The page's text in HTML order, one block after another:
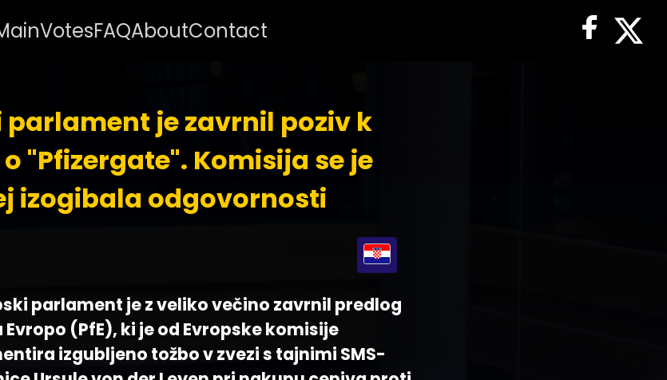
VotesFAQAboutContact
parlament je zavrnil poziv k
"Pfizergate". Komisija se je
izogibala odgovornosti
parlament je z veliko večino zavrnil predlog
(PfE), ki je od Evropske komisije
izgubljeno tožbo v zvezi s tajnimi SMS-